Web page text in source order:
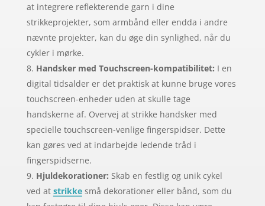
at integrere reflekterende garn i dine
strikkeprojekter, som armbånd eller endda i andre
nævnte projekter, kan du øge din synlighed, når du
cykler i mørke.
Handsker med Touchscreen-kompatibilitet: I en
digital tidsalder er det praktisk at kunne bruge vores
touchscreen-enheder uden at skulle tage
handskerne af. Overvej at strikke handsker med
specielle touchscreen-venlige fingerspidser. Dette
kan gøres ved at indarbejde ledende tråd i
fingerspidserne.
Hjuldekorationer: Skab en festlig og unik cykel
ved at strikkesmå dekorationer eller bånd, som du